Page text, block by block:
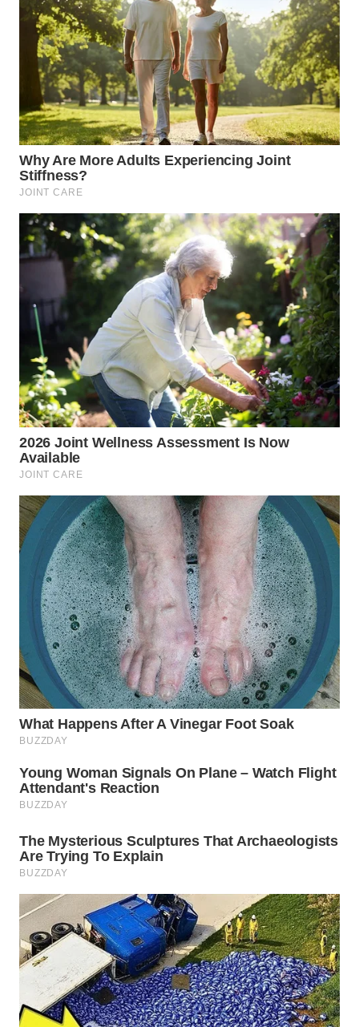
WN
LANGKAT
WN
TAPANULI
SELATAN
WN
TANJUNG
LESUNG
WN
KARO
SIMALUNGUN
WN
LABUHANBATU
WN
TAPANULI
TENGAH
WN DELI
SERDANG
WN
TEBING
TINGGI
WN
PAKPAK
WN
KARAWANG
WN
WN
BOGOR
WN
DEPOK
WN
TAPANULI
UTARA
WN
SAMOSIR